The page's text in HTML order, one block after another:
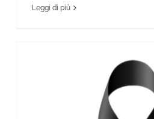
Leggi di più